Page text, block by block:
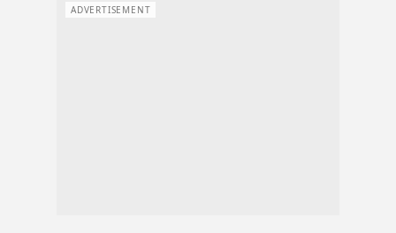
ADVERTISEMENT